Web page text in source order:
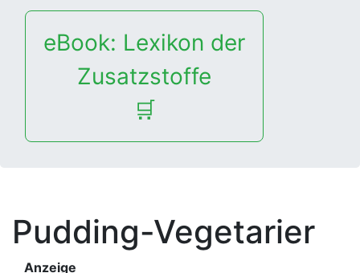
eBook: Lexikon der
Zusatzstoffe
🛒
Pudding-Vegetarier
Anzeige